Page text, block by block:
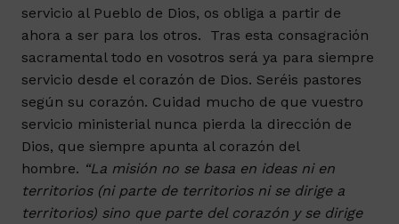
servicio al Pueblo de Dios, os obliga a partir de
ahora a ser para los otros. Tras esta consagración
sacramental todo en vosotros será ya para siempre
servicio desde el corazón de Dios. Seréis pastores
según su corazón. Cuidad mucho de que vuestro
servicio ministerial nunca pierda la dirección de
Dios, que siempre apunta al corazón del
hombre. “La misión no se basa en ideas ni en
territorios (ni parte de territorios ni se dirige a
territorios) sino que parte del corazón y se dirige